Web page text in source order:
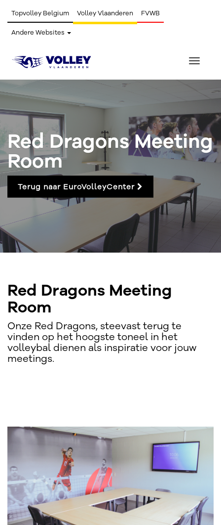
Topvolley Belgium Volley Vlaanderen FVWB
Andere Websites
Toggle
Red Dragons Meeting
Room
Terug naar EuroVolleyCenter
Red Dragons Meeting
Room
Onze Red Dragons, steevast terug te
vinden op het hoogste toneel in het
volleybal dienen als inspiratie voor jouw
meetings.